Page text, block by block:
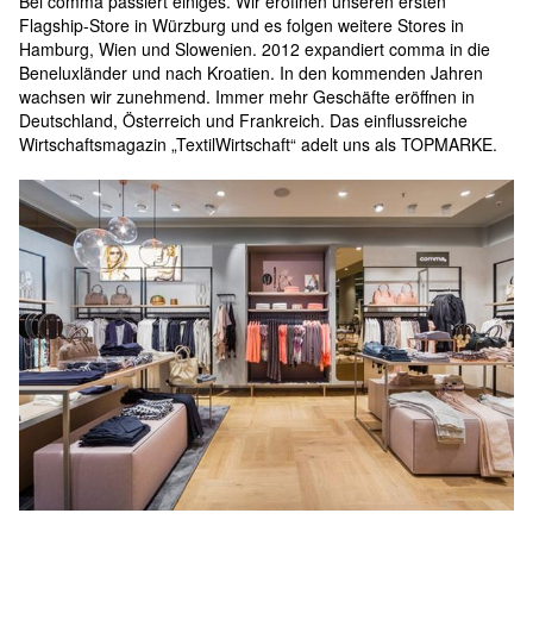
Flagship-Store in Würzburg und es folgen weitere Stores in
Hamburg, Wien und Slowenien. 2012 expandiert comma in die
Beneluxländer und nach Kroatien. In den kommenden Jahren
wachsen wir zunehmend. Immer mehr Geschäfte eröffnen in
Deutschland, Österreich und Frankreich. Das einflussreiche
Wirtschaftsmagazin „TextilWirtschaft“ adelt uns als TOPMARKE.